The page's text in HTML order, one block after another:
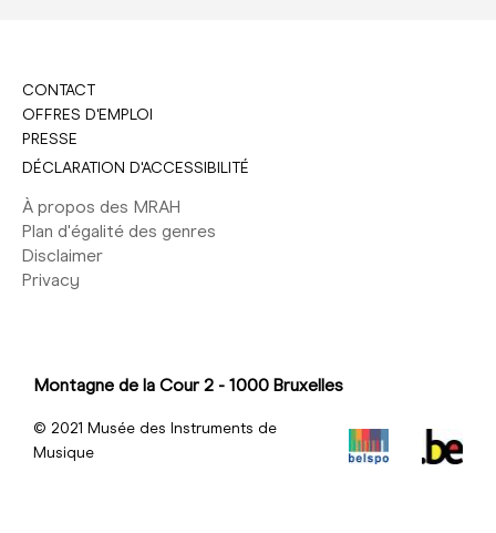
CONTACT
OFFRES D'EMPLOI
PRESSE
DÉCLARATION D'ACCESSIBILITÉ
À propos des MRAH
Plan d'égalité des genres
Disclaimer
Privacy
Montagne de la Cour 2 - 1000 Bruxelles
© 2021 Musée des Instruments de
Musique